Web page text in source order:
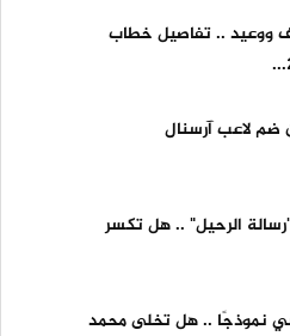
ووعيد .. تفاصيل خطاب
ضم لاعب آرسنال
"رسالة الرحيل" .. هل تكسر
نموذجًا .. هل تخلى محمد